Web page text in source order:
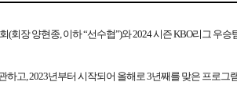
회장 양현종, 이하 “선수협”)와 2024 시즌 KBO리그 우
하고, 2023년부터 시작되어 올해로 3년째를 맞은 프로